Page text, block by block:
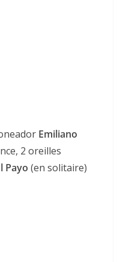
Emiliano
2 oreilles
Payo (en solitaire)